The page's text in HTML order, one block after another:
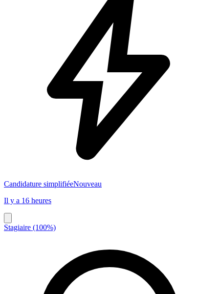
Candidature simplifiéeNouveau
Il y a 16 heures
Stagiaire (100%)